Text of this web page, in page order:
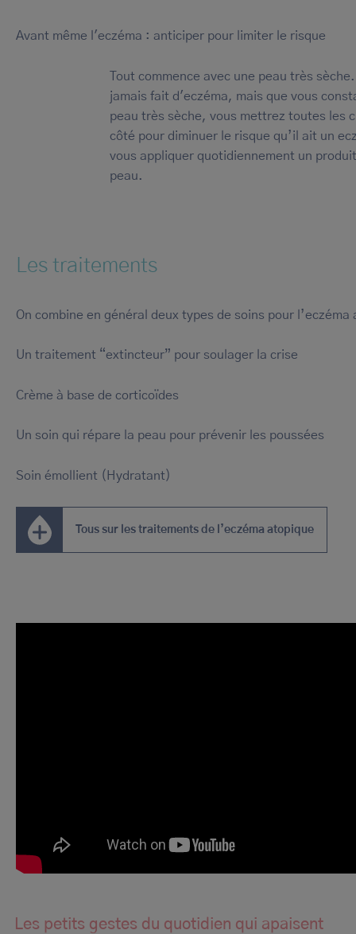
Avant même l'eczéma : anticiper pour limiter le risque
Tout commence avec une peau très
jamais fait d'eczéma, mais que vous
peau très sèche, vous mettrez toutes les
côté pour diminuer le risque qu’il ait un
vous appliquer quotidiennement un
peau.
Les traitements
On combine en général deux types de soins pour l’eczéma
Un traitement “extincteur” pour soulager la crise
Crème à base de corticoïdes
Un soin qui répare la peau pour prévenir les poussées
Soin émollient (Hydratant)
Tous sur les traitements de l’eczéma atopique
Les petits gestes du quotidien qui apaisent